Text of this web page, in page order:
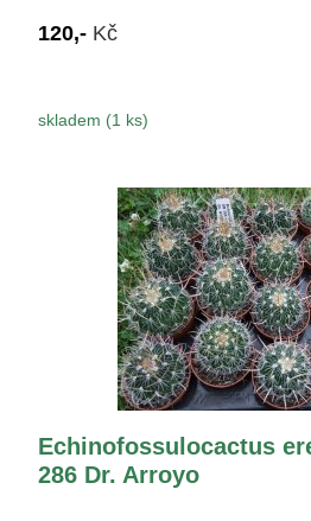
120,- Kč
skladem (1 ks)
Echinofossulocactus
286 Dr. Arroyo